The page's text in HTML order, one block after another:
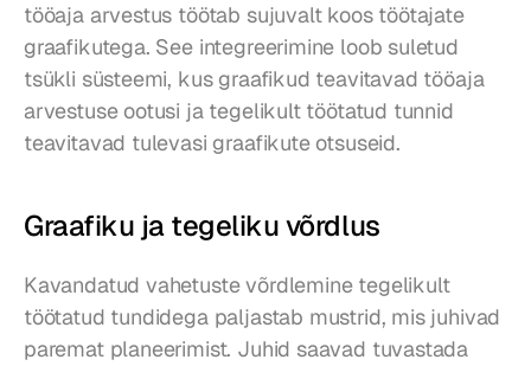
tööaja arvestus töötab sujuvalt koos töötajate
graafikutega. See integreerimine loob suletud
tsükli süsteemi, kus graafikud teavitavad tööaja
arvestuse ootusi ja tegelikult töötatud tunnid
teavitavad tulevasi graafikute otsuseid.
Graafiku ja tegeliku võrdlus
Kavandatud vahetuste võrdlemine tegelikult
töötatud tundidega paljastab mustrid, mis juhivad
paremat planeerimist. Juhid saavad tuvastada